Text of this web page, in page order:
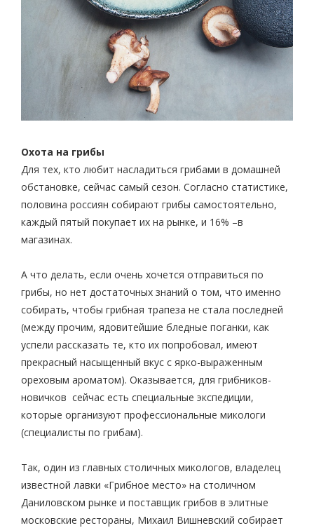
Охота на грибы
Для тех, кто любит насладиться грибами в домашней
обстановке, сейчас самый сезон. Согласно статистике,
половина россиян собирают грибы самостоятельно,
каждый пятый покупает их на рынке, и 16% –в
магазинах.
А что делать, если очень хочется отправиться по
грибы, но нет достаточных знаний о том, что именно
собирать, чтобы грибная трапеза не стала последней
(между прочим, ядовитейшие бледные поганки, как
успели рассказать те, кто их попробовал, имеют
прекрасный насыщенный вкус с ярко-выраженным
ореховым ароматом). Оказывается, для грибников-
новичков сейчас есть специальные экспедиции,
которые организуют профессиональные микологи
(специалисты по грибам).
Так, один из главных столичных микологов, владелец
известной лавки «Грибное место» на столичном
Даниловском рынке и поставщик грибов в элитные
московские рестораны, Михаил Вишневский собирает